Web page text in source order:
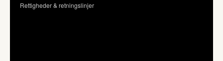
Rettigheder & retningslinjer